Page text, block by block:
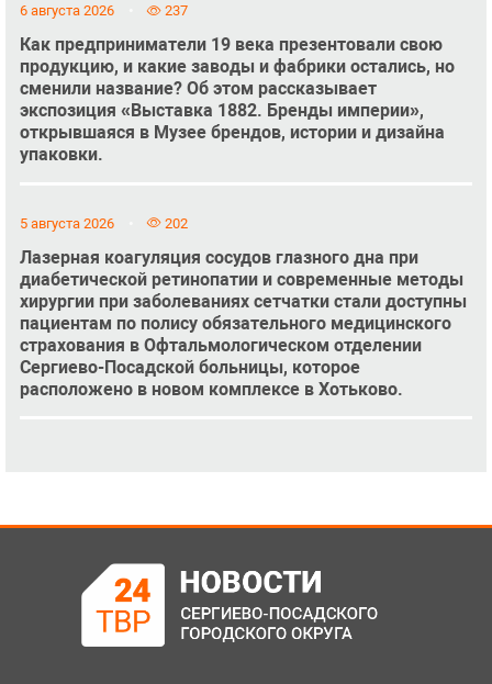
6 августа 2026 237
Как предприниматели 19 века презентовали свою
продукцию, и какие заводы и фабрики остались, но
сменили название? Об этом рассказывает
экспозиция «Выставка 1882. Бренды империи»,
открывшаяся в Музее брендов, истории и дизайна
упаковки.
5 августа 2026 202
Лазерная коагуляция сосудов глазного дна при
диабетической ретинопатии и современные методы
хирургии при заболеваниях сетчатки стали доступны
пациентам по полису обязательного медицинского
страхования в Офтальмологическом отделении
Сергиево-Посадской больницы, которое
расположено в новом комплексе в Хотьково.